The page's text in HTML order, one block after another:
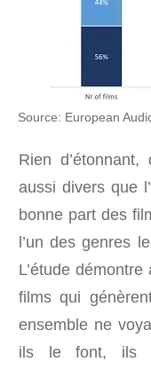
Source: European
Rien
aussi divers que
bonne part des
l’un des genres
L’étude
films qui
ensemble ne
ils le font, ils